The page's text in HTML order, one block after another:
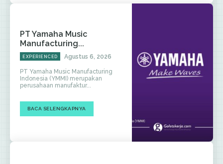
PT Yamaha Music
Manufacturing...
EXPERIENCED Agustus 6, 2026
PT Yamaha Music Manufacturing
Indonesia (YMMI) merupakan
perusahaan manufaktur...
BACA SELENGKAPNYA